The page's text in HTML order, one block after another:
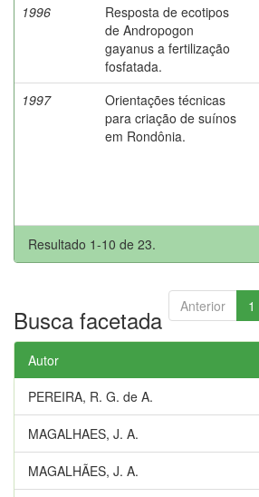
1996
Resposta de ecotipos
de Andropogon
gayanus a fertilização
fosfatada.
1997
Orientações técnicas
para criação de suínos
em Rondônia.
Resultado 1-10 de 23.
Anterior 1
Busca facetada
Autor
PEREIRA, R. G. de A.
MAGALHAES, J. A.
MAGALHÃES, J. A.